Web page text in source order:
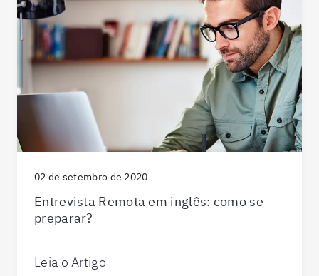
02 de setembro de 2020
Entrevista Remota em inglês: como se
preparar?
Leia o Artigo